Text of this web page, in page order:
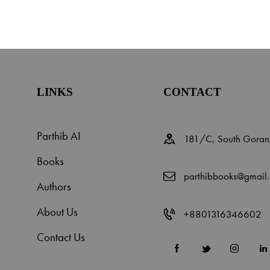
LINKS
Parthib AI
Books
Authors
About Us
Contact Us
CONTACT
181/C, South
+8801316346602